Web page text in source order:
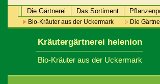
Die Gärtnerei Das Sortiment
Bio-Kräuter aus der Uckermark Die
Kräutergärtnerei helenion
Bio-Kräuter aus der Uckermark